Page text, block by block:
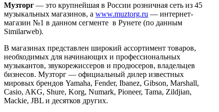
Музторг — это крупнейшая в России розничная сеть из 45
музыкальных магазинов, а www.muztorg.ru — интернет-
магазин №1 в данном сегменте в Рунете (по данным
Similarweb).
В магазинах представлен широкий ассортимент товаров,
необходимых для начинающих и профессиональных
музыкантов, звукорежиссеров и продюсеров, владельцев
бизнесов. Музторг — официальный дилер известных
мировых брендов Yamaha, Fender, Ibanez, Gibson, Marshall,
Casio, AKG, Shure, Korg, Numark, Pioneer, Tamа, Zildjian,
Mackie, JBL и десятков других.